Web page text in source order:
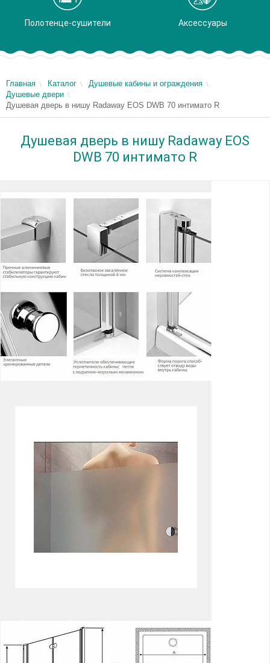
Полотенце-сушители Аксессуары
Главная Каталог
Душевые кабины и ограждения
Душевые двери
Душевая дверь в нишу Radaway EOS DWB 70 интимато R
Душевая дверь в нишу Radaway EOS
DWB 70 интимато R